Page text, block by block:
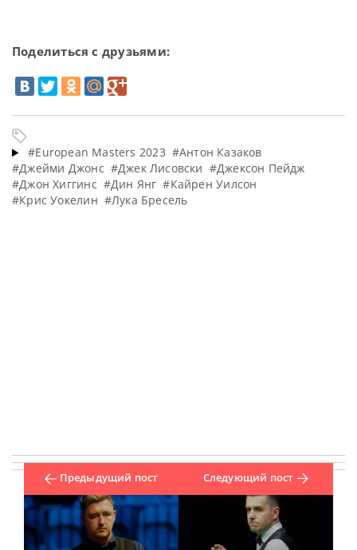
Поделиться с друзьями:
#European Masters 2023 #Антон Казаков
#Джейми Джонс #Джек Лисовски #Джексон Пейдж
#Джон Хиггинс #Дин Янг #Кайрен Уилсон
#Крис Уокелин #Лука Бресель
Предыдущий пост Следующий пост